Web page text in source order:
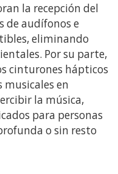
la recepción del
de audífonos e
eliminando
Por su parte,
cinturones hápticos
en
la música,
para personas
o sin resto